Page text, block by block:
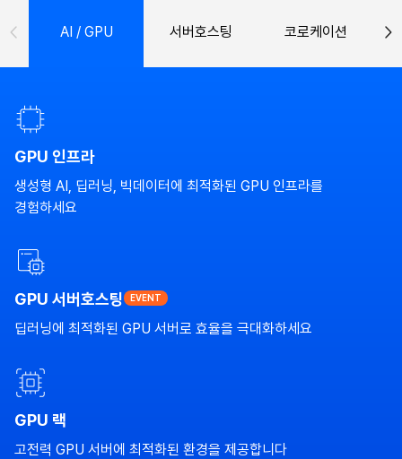
AI / GPU 서버호스팅 코로케이션
GPU 인프라
생성형 AI, 딥러닝, 빅데이터에 최적화된 GPU 인프라를
경험하세요
GPU 서버호스팅 EVENT
딥러닝에 최적화된 GPU 서버로 효율을 극대화하세요
GPU 랙
고전력 GPU 서버에 최적화된 환경을 제공합니다